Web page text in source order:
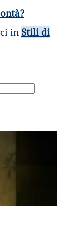
in Stili di